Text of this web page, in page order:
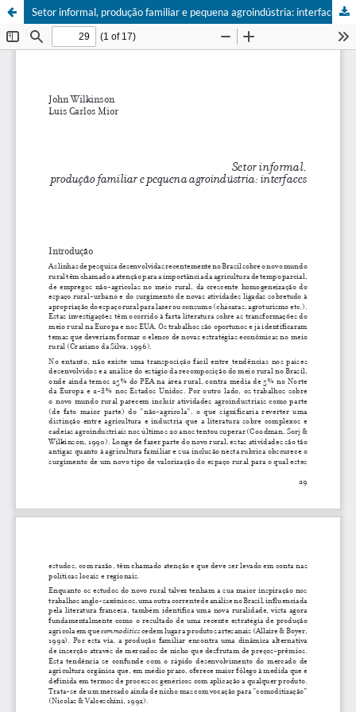
Setor informal, produção familiar e pequena agroindústria: interfaces